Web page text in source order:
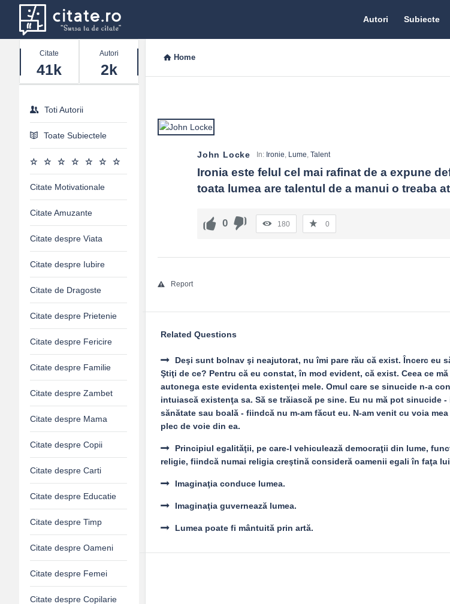
Citate.ro
Autori Subiecte
Home
John Locke In: Ironie, Lume, Talent
Ironia este felul cel mai rafinat de a expune
toata lumea are talentul de a manui o treaba
0 180 0
Report
Related Questions
Deşi sunt bolnav şi neajutorat, nu îmi pare rău că exist. Încerc eu
Ştiţi de ce? Pentru că eu constat, în mod evident, că exist. Ceea ce
autonega este evidenta existenţei mele. Omul care se sinucide n-a
intuiască existenţa sa. Să se trăiască pe sine. Eu nu mă pot sinucide -
sănătate sau boală - fiindcă nu m-am făcut eu. N-am venit cu voia
plec de voie din ea.
Principiul egalităţii, pe care-l vehiculează democraţii din lume,
religie, fiindcă numai religia creştină consideră oamenii egali în faţa lui
Imaginaţia conduce lumea.
Imaginaţia guvernează lumea.
Lumea poate fi mântuită prin artă.
Stats
Citate
41k
Autori
2k
Toti Autorii
Toate Subiectele
Citate Motivationale
Citate Amuzante
Citate despre Viata
Citate despre Iubire
Citate de Dragoste
Citate despre Prietenie
Citate despre Fericire
Citate despre Familie
Citate despre Zambet
Citate despre Mama
Citate despre Copii
Citate despre Carti
Citate despre Educatie
Citate despre Timp
Citate despre Oameni
Citate despre Femei
Citate despre Copilarie